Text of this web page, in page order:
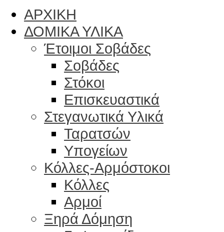
ΑΡΧΙΚΗ
ΔΟΜΙΚΑ ΥΛΙΚΑ
Έτοιμοι Σοβάδες
Σοβάδες
Στόκοι
Επισκευαστικά
Στεγανωτικά Υλικά
Ταρατσών
Υπογείων
Κόλλες-Αρμόστοκοι
Κόλλες
Αρμοί
Ξηρά Δόμηση